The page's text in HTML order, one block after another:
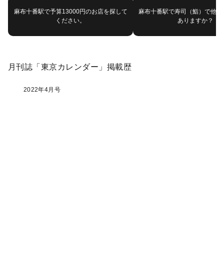
麻布十番駅で予算13000円のお店を探して
ください。
麻布十番駅で寿司（鮨）で他
ありますか？
月刊誌「東京カレンダー」掲載歴
2022年4月号